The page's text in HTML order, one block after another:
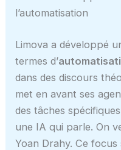
l’automatisation
Limova a développé
termes d’
dans des discours
met en avant ses
des tâches
une IA qui parle. On
Yoan Drahy. Ce